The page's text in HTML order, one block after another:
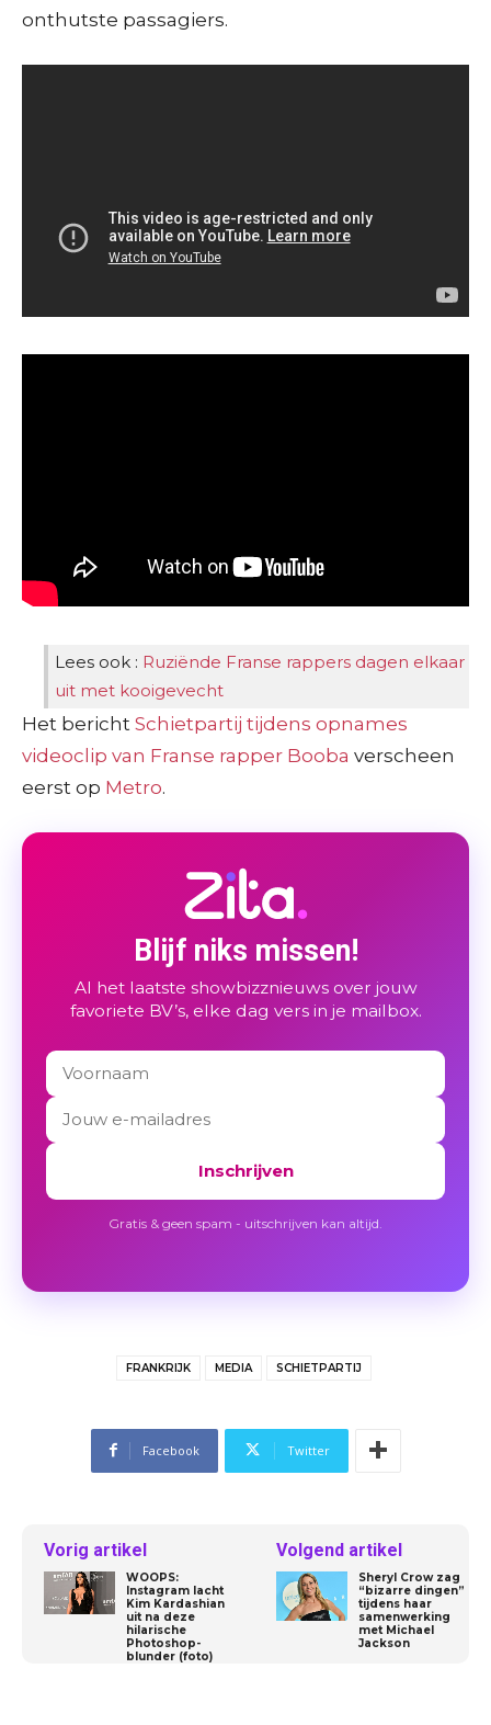
onthutste passagiers.
Lees ook : Ruziënde Franse rappers dagen elkaar
uit met kooigevecht
Het bericht Schietpartij tijdens opnames
videoclip van Franse rapper Booba verscheen
eerst op Metro.
Blijf niks missen!
Al het laatste showbizznieuws over jouw
favoriete BV’s, elke dag vers in je mailbox.
Inschrijven
Gratis & geen spam - uitschrijven kan altijd.
FRANKRIJK MEDIA SCHIETPARTIJ
Facebook Twitter
Vorig artikel
WOOPS:
Instagram lacht
Kim Kardashian
uit na deze
hilarische
Photoshop-
blunder (foto)
Volgend artikel
Sheryl Crow zag
“bizarre dingen”
tijdens haar
samenwerking
met Michael
Jackson